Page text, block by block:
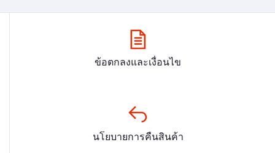
ข้อตกลงและเงื่อนไข
นโยบายการคืนสินค้า